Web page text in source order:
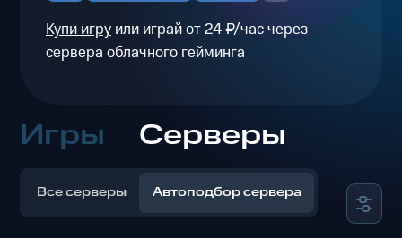
Купи игруили играй от 24 ₽/час через
сервера облачного гейминга
Игры Серверы
Все серверы Автоподбор сервера